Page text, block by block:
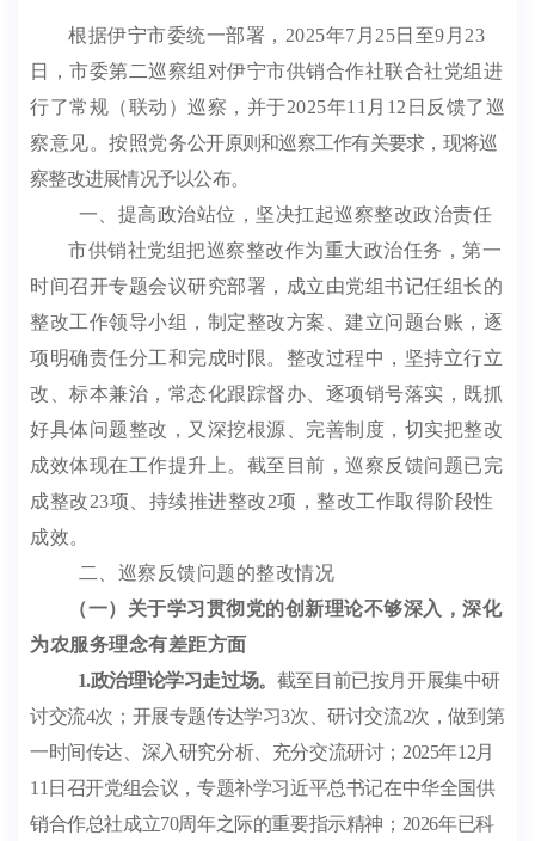
根据伊宁市委统一部署， 2025年7 月 25日至9 月 23
日，市委第二巡察组对伊宁市供销合作社联合社党组进
行了常规（联动）巡察，并于2025年11 月 12 日反馈了巡
察意见。按照党务公开原则和巡察工作有关要求，现将巡
察整改进展情况予以公布。
一、提高政治站位，坚决扛起巡察整改政治责任
市供销社党组把巡察整改作为重大政治任务，第一
时间召开专题会议研究部署，成立由党组书记任组长的
整改工作领导小组，制定整改方案、建立问题台账，逐
项明确责任分工和完成时限。整改过程中，坚持立行立
改、标本兼治，常态化跟踪督办、逐项销号落实，既抓
好具体问题整改，又深挖根源、完善制度，切实把整改
成效体现在工作提升上。截至目前，巡察反馈问题已完
成整改23项、持续推进整改2项，整改工作取得阶段性
成效。
二、巡察反馈问题的整改情况
（一）关于学习贯彻党的创新理论不够深入，深化
为农服务理念有差距方面
1.政治理论学习走过场。 截至目前已按月开展集中研
讨交流4次；开展专题传达学习3次、研讨交流2次，做到第
一时间传达、深入研究分析、充分交流研讨； 2025年12月
11 日召开党组会议，专题补学习近平总书记在中华全国供
销合作总社成立70周年之际的重要指示精神； 2026年已科